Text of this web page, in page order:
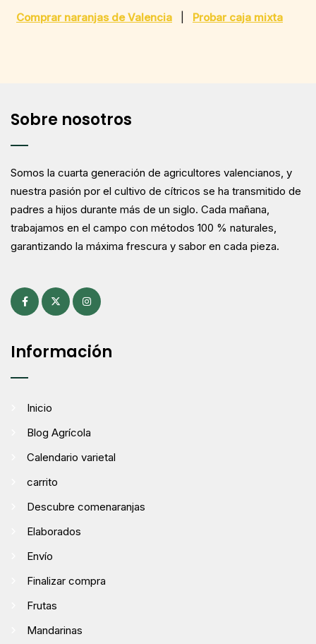
Comprar naranjas de Valencia Probar caja mixta
Sobre nosotros
Somos la cuarta generación de agricultores valencianos, y
nuestra pasión por el cultivo de cítricos se ha transmitido de
padres a hijos durante más de un siglo. Cada mañana,
trabajamos en el campo con métodos 100 % naturales,
garantizando la máxima frescura y sabor en cada pieza.
Información
Inicio
Blog Agrícola
Calendario varietal
carrito
Descubre comenaranjas
Elaborados
Envío
Finalizar compra
Frutas
Mandarinas